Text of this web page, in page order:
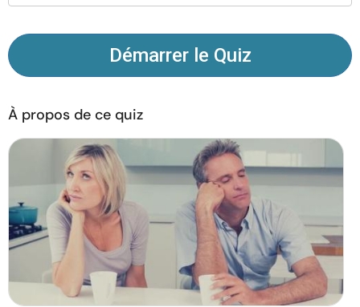
Langue
À propos de nous
nous
© Copyright 2026. Tous droits réservés.
Démarrer le Quiz
À propos de ce quiz